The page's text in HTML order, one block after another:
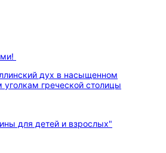
дух в насыщенном
греческой столицы